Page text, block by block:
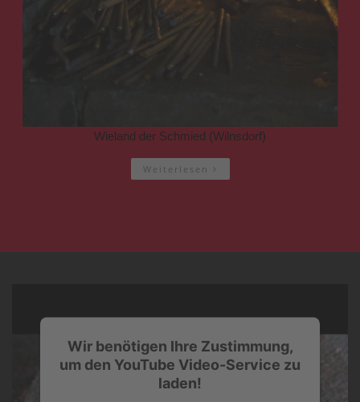
Wieland der Schmied (Wilnsdorf)
Weiterlesen
Wir benötigen Ihre Zustimmung,
um den YouTube Video-Service zu
laden!